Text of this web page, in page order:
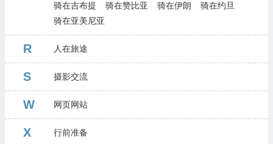
骑在吉布提
骑在赞比亚 骑在伊朗
骑在约旦
骑在亚美尼亚
R 人在旅途
S 摄影交流
W 网页网站
X 行前准备